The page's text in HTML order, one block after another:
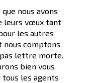
nous avons
leurs vœux tant
les autres
nous comptons
lettre morte.
bien vous
les agents